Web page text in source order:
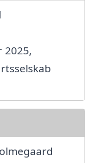
2025,